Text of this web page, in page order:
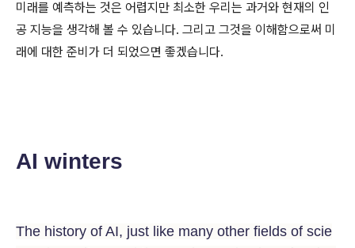
미래를 예측하는 것은 어렵지만 최소한 우리는 과거와 현재의 인
공 지능을 생각해 볼 수 있습니다. 그리고 그것을 이해함으로써 미
래에 대한 준비가 더 되었으면 좋겠습니다.
AI winters
The history of AI, just like many other fields of scie